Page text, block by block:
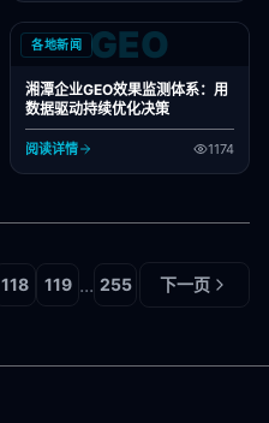
各地新闻 GEO
湘潭企业GEO效果监测体系：用
数据驱动持续优化决策
阅读详情 1174
118 119 ... 255 下一页